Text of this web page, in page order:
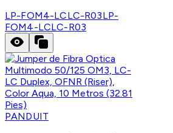
LP-FOM4-LCLC-R03LP-
FOM4-LCLC-R03
PANDUIT